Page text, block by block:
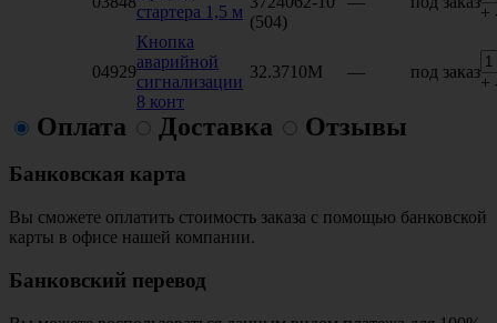
стартера 1,5 м
(504)
+
04929
Кнопка
аварийной
сигнализации
8 конт
32.3710М — под заказ
+
Оплата Доставка Отзывы
Банковская карта
Вы сможете оплатить стоимость заказа с помощью банковской
карты в офисе нашей компании.
Банковский перевод